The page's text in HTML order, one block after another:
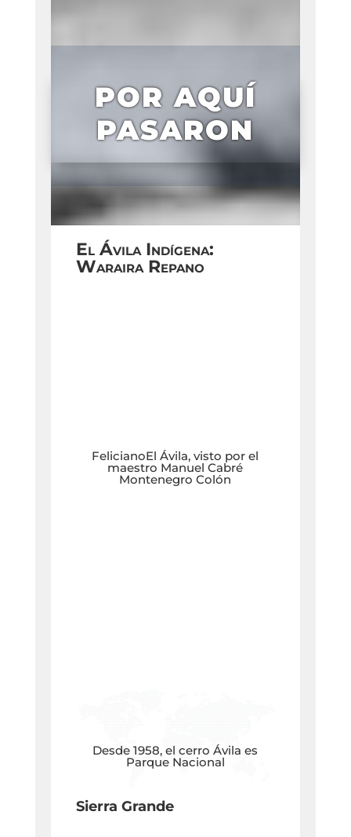
POR AQUÍ
PASARON
El Ávila Indígena:
Waraira Repano
FelicianoEl Ávila, visto por el
maestro Manuel Cabré
Montenegro Colón
Desde 1958, el cerro Ávila es
Parque Nacional
Sierra Grande